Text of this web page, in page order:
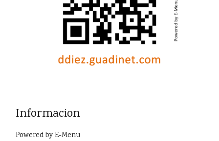
Informacion
Powered byE-Menu